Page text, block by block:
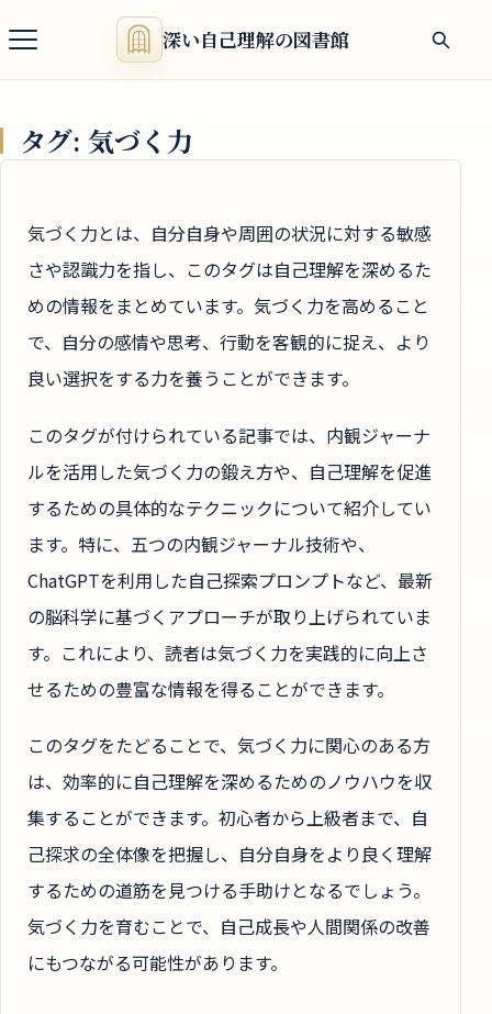
深い自己理解の図書館
タグ: 気づく力
気づく力とは、自分自身や周囲の状況に対する敏感
さや認識力を指し、このタグは自己理解を深めるた
めの情報をまとめています。気づく力を高めること
で、自分の感情や思考、行動を客観的に捉え、より
良い選択をする力を養うことができます。
このタグが付けられている記事では、内観ジャーナ
ルを活用した気づく力の鍛え方や、自己理解を促進
するための具体的なテクニックについて紹介してい
ます。特に、五つの内観ジャーナル技術や、
ChatGPTを利用した自己探索プロンプトなど、最新
の脳科学に基づくアプローチが取り上げられていま
す。これにより、読者は気づく力を実践的に向上さ
せるための豊富な情報を得ることができます。
このタグをたどることで、気づく力に関心のある方
は、効率的に自己理解を深めるためのノウハウを収
集することができます。初心者から上級者まで、自
己探求の全体像を把握し、自分自身をより良く理解
するための道筋を見つける手助けとなるでしょう。
気づく力を育むことで、自己成長や人間関係の改善
にもつながる可能性があります。